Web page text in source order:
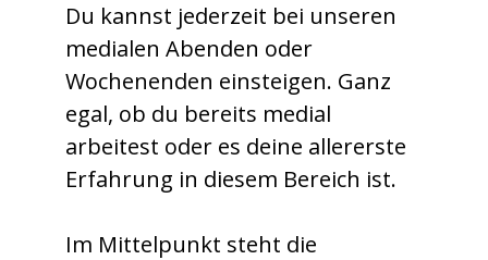
Du kannst jederzeit bei unseren
medialen Abenden oder
Wochenenden einsteigen. Ganz
egal, ob du bereits medial
arbeitest oder es deine allererste
Erfahrung in diesem Bereich ist.
Im Mittelpunkt steht die